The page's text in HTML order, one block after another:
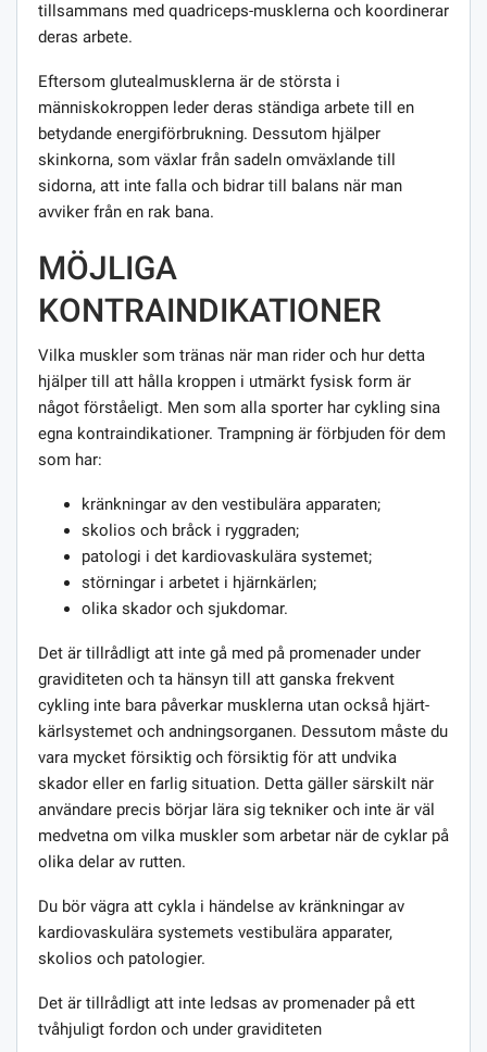
tillsammans med quadriceps-musklerna och koordinerar
deras arbete.
Eftersom glutealmusklerna är de största i
människokroppen leder deras ständiga arbete till en
betydande energiförbrukning. Dessutom hjälper
skinkorna, som växlar från sadeln omväxlande till
sidorna, att inte falla och bidrar till balans när man
avviker från en rak bana.
MÖJLIGA
KONTRAINDIKATIONER
Vilka muskler som tränas när man rider och hur detta
hjälper till att hålla kroppen i utmärkt fysisk form är
något förståeligt. Men som alla sporter har cykling sina
egna kontraindikationer. Trampning är förbjuden för dem
som har:
kränkningar av den vestibulära apparaten;
skolios och bråck i ryggraden;
patologi i det kardiovaskulära systemet;
störningar i arbetet i hjärnkärlen;
olika skador och sjukdomar.
Det är tillrådligt att inte gå med på promenader under
graviditeten och ta hänsyn till att ganska frekvent
cykling inte bara påverkar musklerna utan också hjärt-
kärlsystemet och andningsorganen. Dessutom måste du
vara mycket försiktig och försiktig för att undvika
skador eller en farlig situation. Detta gäller särskilt när
användare precis börjar lära sig tekniker och inte är väl
medvetna om vilka muskler som arbetar när de cyklar på
olika delar av rutten.
Du bör vägra att cykla i händelse av kränkningar av
kardiovaskulära systemets vestibulära apparater,
skolios och patologier.
Det är tillrådligt att inte ledsas av promenader på ett
tvåhjuligt fordon och under graviditeten